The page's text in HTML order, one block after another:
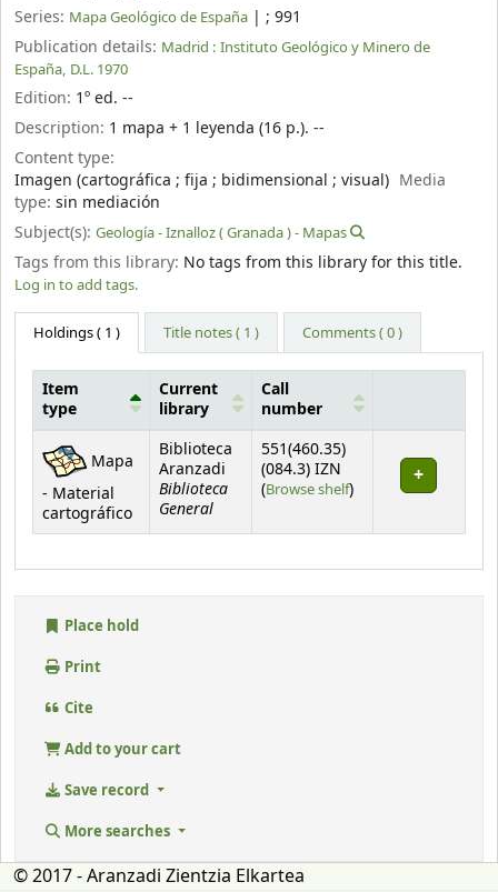
Series: Mapa Geológico de España | ; 991
Publication details: Madrid : Instituto Geológico y Minero de
España, D.L. 1970
Edition: 1º ed. --
Description: 1 mapa + 1 leyenda (16 p.). --
Content type:
Imagen (cartográfica ; fija ; bidimensional ; visual) Media
type: sin mediación
Subject(s): Geología - Iznalloz ( Granada ) - Mapas
Tags from this library: No tags from this library for this title.
Log in to add tags.
Holdings( 1 ) Title notes ( 1 ) Comments ( 0 )
Holdings
Item
type
Current
library
Call
number
Mapa
- Material
cartográfico
Biblioteca
Aranzadi
Biblioteca
General
551(460.35)
(084.3) IZN
(Browse shelf(Opens below)
)
Place hold
Print
Cite
Add to your cart
Save record
More searches
© 2017 - Aranzadi Zientzia Elkartea